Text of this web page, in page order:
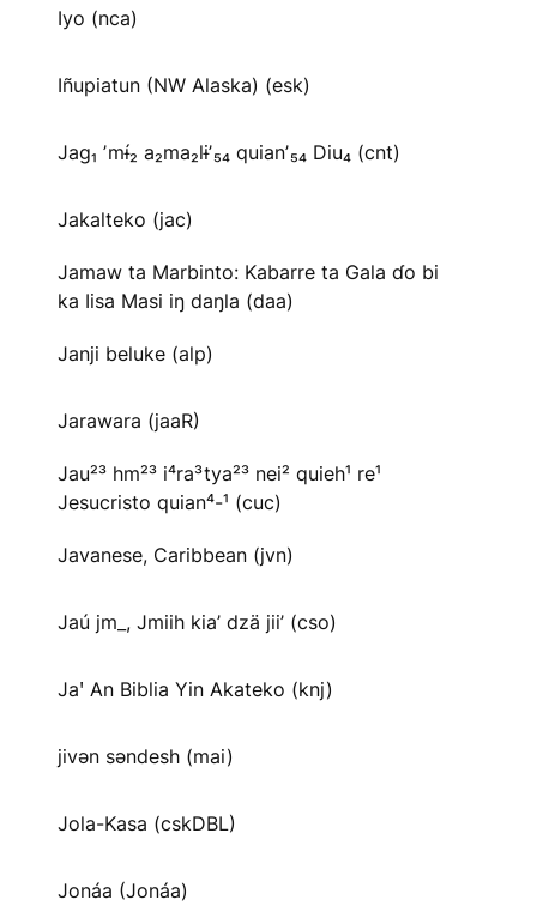
Iyo (nca)
Iñupiatun (NW Alaska) (esk)
Jag₁ ʼmɨ́₂ a₂ma₂lɨʼ₅₄ quianʼ₅₄ Diu₄ (cnt)
Jakalteko (jac)
Jamaw ta Marbinto: Kabarre ta Gala ɗo bi
ka Iisa Masi iŋ daŋla (daa)
Janji beluke (alp)
Jarawara (jaaR)
Jau²³ hm²³ i⁴ra³tya²³ nei² quieh¹ re¹
Jesucristo quian⁴-¹ (cuc)
Javanese, Caribbean (jvn)
Jaú jm_, Jmiih kia’ dzä jii’ (cso)
Jaꞌ An Biblia Yin Akateko (knj)
jivən səndesh (mai)
Jola-Kasa (cskDBL)
Jonáa (Jonáa)